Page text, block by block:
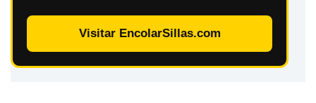
Visitar EncolarSillas.com